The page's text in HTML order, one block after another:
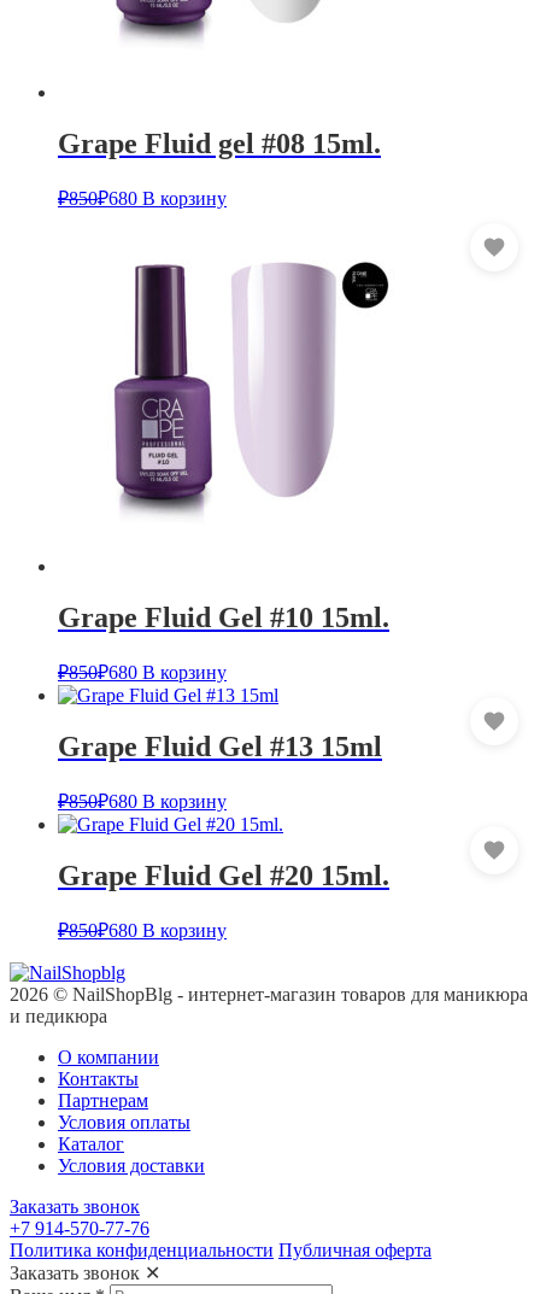
Grape Fluid gel #08 15ml.
₽850₽680 В корзину
Grape Fluid Gel #10 15ml.
₽850₽680 В корзину
Grape Fluid Gel #13 15ml
₽850₽680 В корзину
Grape Fluid Gel #20 15ml.
₽850₽680 В корзину
2026 © NailShopBlg - интернет-магазин товаров для маникюра
и педикюра
О компании
Контакты
Партнерам
Условия оплаты
Каталог
Условия доставки
Заказать звонок
+7 914-570-77-76
Политика конфиденциальности Публичная оферта
Заказать звонок ✕